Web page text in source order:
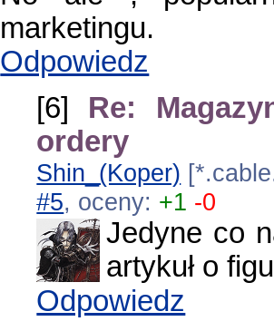
marketingu.
Odpowiedz
[6] Re:
ordery
Shin_(Koper)
#5, oceny: +1 -0
Jedyne co
artykuł o
Odpowiedz